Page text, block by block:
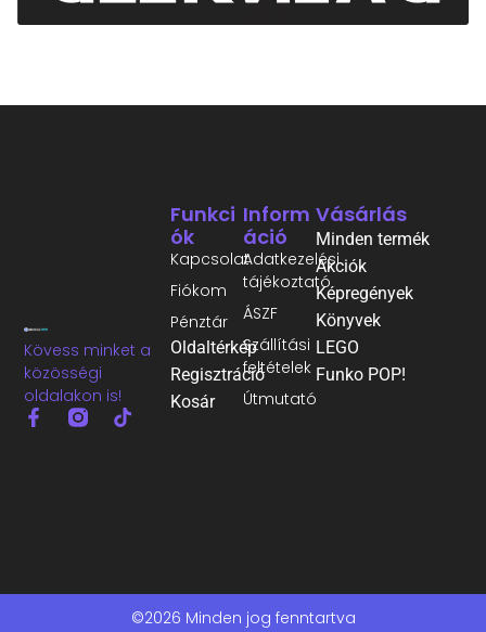
Kövess minket a
közösségi
oldalakon is!
Inform
Áció
Adatkezelési
tájékoztató
ÁSZF
Szállítási
feltételek
Útmutató
Funkci
Ók
Kapcsolat
Fiókom
Pénztár
Oldaltérkép
Regisztráció
Kosár
Vásárlás
Minden termék
Akciók
Képregények
Könyvek
LEGO
Funko POP!
©2026 Minden jog fenntartva